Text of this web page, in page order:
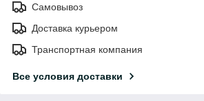
Самовывоз
Доставка курьером
Транспортная компания
Все условия доставки